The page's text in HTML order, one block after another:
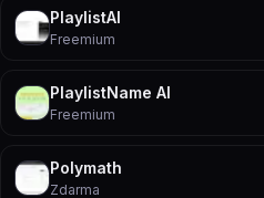
PlaylistAI
Freemium
PlaylistName AI
Freemium
Polymath
Zdarma